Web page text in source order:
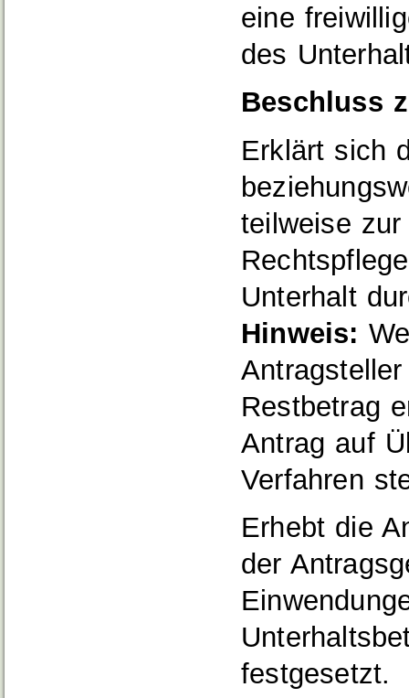
eine
des
Beschluss
Erklärt sich
teilweise
Unterhalt
Hinweis:
Restbetrag
Antrag auf
Verfahren
Erhebt die
der
festgesetzt.